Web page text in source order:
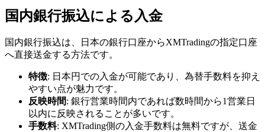
国内銀行振込による入金
国内銀行振込は、日本の銀行口座からXMTradingの指定口座
へ直接送金する方法です。
特徴: 日本円での入金が可能であり、為替手数料を抑え
やすい点が魅力です。
反映時間: 銀行営業時間内であれば数時間から1営業日
以内に反映されることが多いです。
手数料: XMTrading側の入金手数料は無料ですが、送金